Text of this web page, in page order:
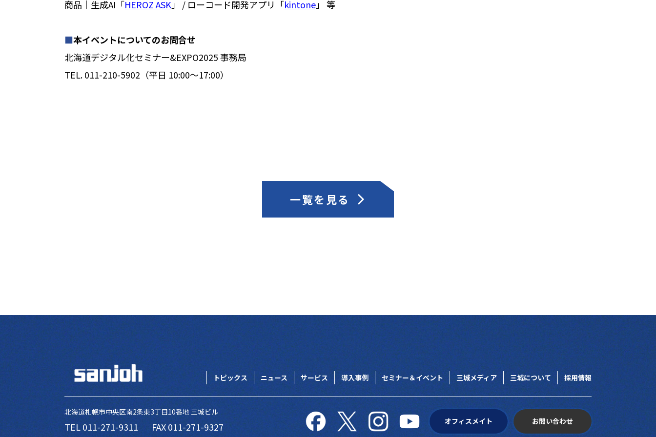
商品│生成AI「HEROZ ASK 」 / ローコード開発アプリ「kintone」 等
■本イベントについてのお問合せ
北海道デジタル化セミナー&EXPO2025 事務局
TEL. 011-210-5902（平日 10:00～17:00）
一覧を見る
北海道札幌市中央区南2条東3丁目10番地 三城ビル
TEL 011-271-9311 FAX 011-271-9327
トピックス ニュース サービス 導入事例 セミナー＆イベント 三城メディア 三城について 採用情報
オフィスメイト お問い合わせ